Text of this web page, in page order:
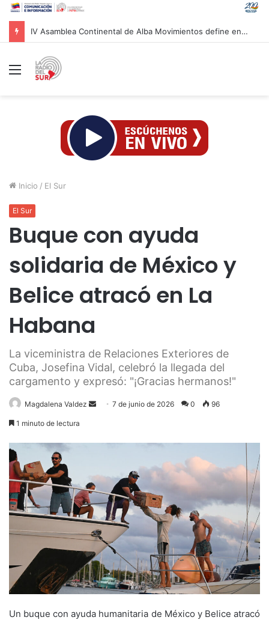
IV Asamblea Continental de Alba Movimientos define en Cuba agenda de lucha antiimperialista
Menú
Inicio / El Sur
El Sur
Buque con ayuda
solidaria de México y
Belice atracó en La
Habana
La viceministra de Relaciones Exteriores de
Cuba, Josefina Vidal, celebró la llegada del
cargamento y expresó: "¡Gracias hermanos!"
Magdalena Valdez
Send7 de junio de 2026 0 96
1 minuto de lectura
Un buque con ayuda humanitaria de México y Belice atracó